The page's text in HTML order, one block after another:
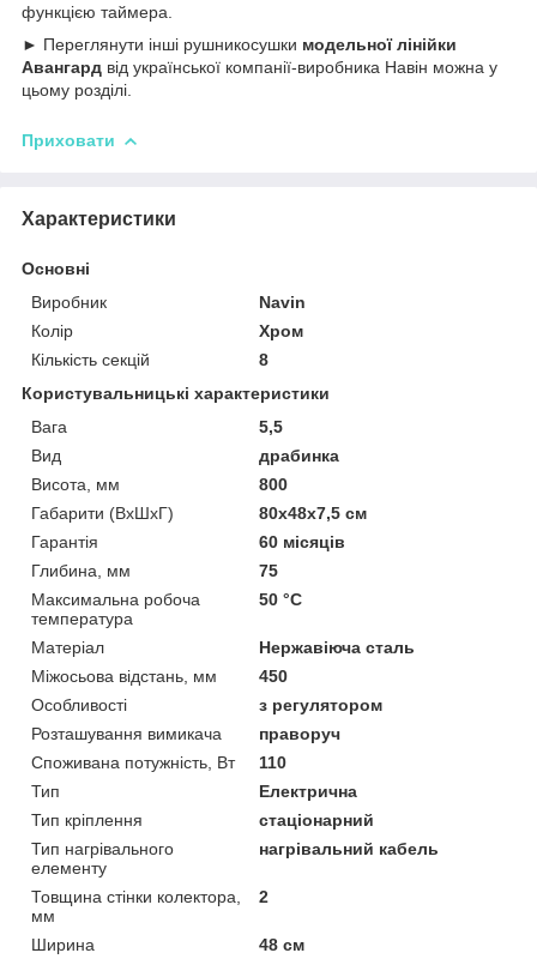
функцією таймера.
► Переглянути інші рушникосушки модельної лінійки
Авангард від української компанії-виробника Навін можна у
цьому розділі.
Приховати
Характеристики
Основні
Виробник
Navin
Колір
Хром
Кількість секцій
8
Користувальницькі характеристики
Вага
5,5
Вид
драбинка
Висота, мм
800
Габарити (ВхШхГ)
80x48x7,5 см
Гарантія
60 місяців
Глибина, мм
75
Максимальна робоча
температура
50 °С
Матеріал
Нержавіюча сталь
Міжосьова відстань, мм
450
Особливості
з регулятором
Розташування вимикача
праворуч
Споживана потужність, Вт
110
Тип
Електрична
Тип кріплення
стаціонарний
Тип нагрівального
елементу
нагрівальний кабель
Товщина стінки колектора,
мм
2
Ширина 48 см